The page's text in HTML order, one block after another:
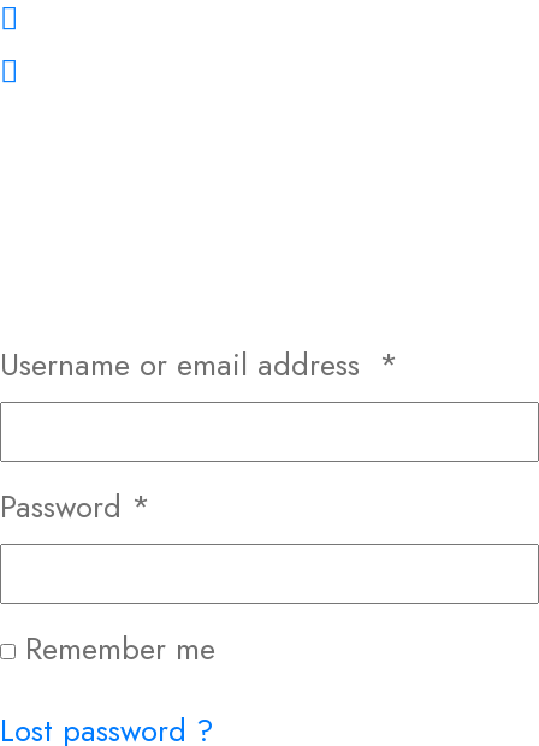
Username or email address *
Password *
Remember me
Lost password ?